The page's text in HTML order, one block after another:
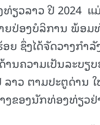
ວລາວ ປີ 2024 ແມ່
ປ່ອງບໍລິການ ພ້ອມທັ
ຊຶ່ງໄດ້ຈັດວາງກຳ
ນຄວາມເປັນລະບຽ
ລາວ ຕາມປະຕູດ່າ
ງຂອງນັກທ່ອງທ່ຽວ